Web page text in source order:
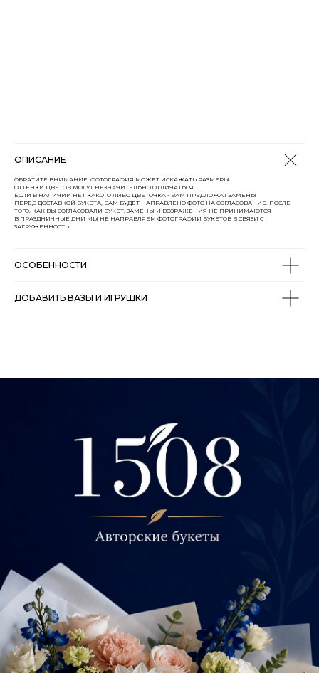
ОПИСАНИЕ
ОБРАТИТЕ ВНИМАНИЕ: ФОТОГРАФИЯ МОЖЕТ ИСКАЖАТЬ РАЗМЕРЫ.
ОТТЕНКИ ЦВЕТОВ МОГУТ НЕЗНАЧИТЕЛЬНО ОТЛИЧАТЬСЯ
ЕСЛИ В НАЛИЧИИ НЕТ КАКОГО ЛИБО ЦВЕТОЧКА - ВАМ ПРЕДЛОЖАТ ЗАМЕНЫ
ПЕРЕД ДОСТАВКОЙ БУКЕТА, ВАМ БУДЕТ НАПРАВЛЕНО ФОТО НА СОГЛАСОВАНИЕ. ПОСЛЕ
ТОГО, КАК ВЫ СОГЛАСОВАЛИ БУКЕТ, ЗАМЕНЫ И ВОЗРАЖЕНИЯ НЕ ПРИНИМАЮТСЯ
В ПРАЗДНИЧНЫЕ ДНИ МЫ НЕ НАПРАВЛЯЕМ ФОТОГРАФИИ БУКЕТОВ В СВЯЗИ С
ЗАГРУЖЕННОСТЬ
ОСОБЕННОСТИ
ДОБАВИТЬ ВАЗЫ И ИГРУШКИ